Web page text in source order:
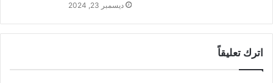
ديسمبر 23, 2024
اترك تعليقاً